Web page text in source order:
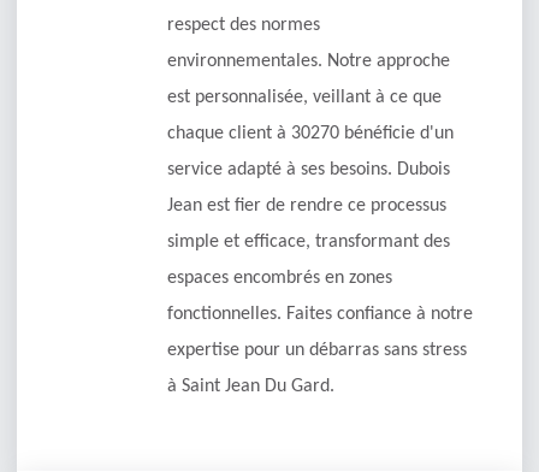
respect des normes
environnementales. Notre approche
est personnalisée, veillant à ce que
chaque client à 30270 bénéficie d'un
service adapté à ses besoins. Dubois
Jean est fier de rendre ce processus
simple et efficace, transformant des
espaces encombrés en zones
fonctionnelles. Faites confiance à notre
expertise pour un débarras sans stress
à Saint Jean Du Gard.